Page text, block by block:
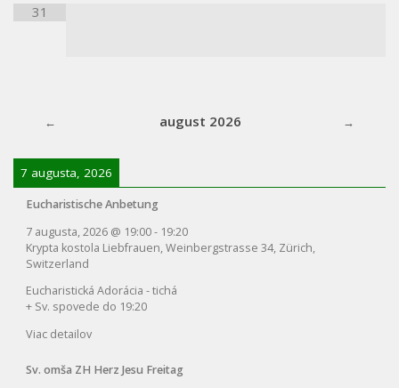
31
august 2026
7 augusta, 2026
Eucharistische Anbetung
7 augusta, 2026 @ 19:00- 19:20
Krypta kostola Liebfrauen, Weinbergstrasse 34, Zürich,
Switzerland
Eucharistická Adorácia - tichá
+ Sv. spovede do 19:20
Viac detailov
Sv. omša ZH Herz Jesu Freitag